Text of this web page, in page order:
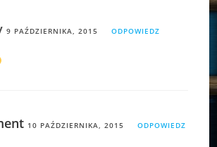
9 PAŹDZIERNIKA, 2015 ODPOWIEDZ
10 PAŹDZIERNIKA, 2015 ODPOWIEDZ